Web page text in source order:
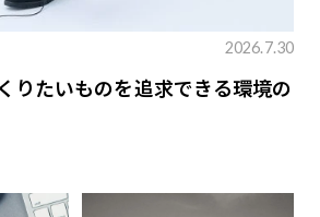
2026.7.30
りたいものを追求できる環境の